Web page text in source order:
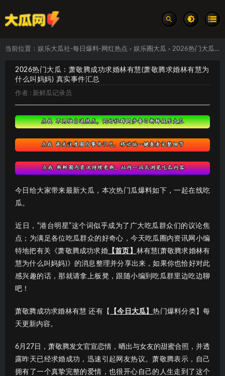
当前位置： 娱乐大瓜社-每日爆料-网红热点 > 娱乐圈大瓜 > 2026热门大瓜：萧敬腾成功求婚林有慧(萧敬腾求婚林有慧为什么叫妈妈) 真实事件汇总
2026热门大瓜：萧敬腾成功求婚林有慧(萧敬腾求婚林有慧为
什么叫妈妈) 真实事件汇总
作者 : 新鲜瓜记录员
今日给大家带来最新大瓜，本次热门瓜爆料如下，一起在线吃
瓜。
近日，“港台明星”这个词似乎成为了广大吃瓜群众们的议论焦
点；为满足各位吃瓜群众的好奇心，今天吃瓜圈内资讯网小编
特地把有关《萧敬腾成功求婚【首页】 林有慧(萧敬腾求婚林有
慧为什么叫妈妈)》的消息整理并分享出来，如果你也恰好对此
感兴趣的话，那就请拿上板凳，跟随小编到吃瓜群里边吃边聊
吧！
萧敬腾成功求婚林有慧 还有【 【今日大瓜】热门爆料分类】每
天更新内容。
6月27日，萧敬腾发文官宣恋情，晒出与女友的甜蜜合照，并透
露昨天已经求婚成功，迅速引起网友热议。萧敬腾表示，自己
拥有了一个真挚完整的爱情，也很开心自己的人生走到了这个